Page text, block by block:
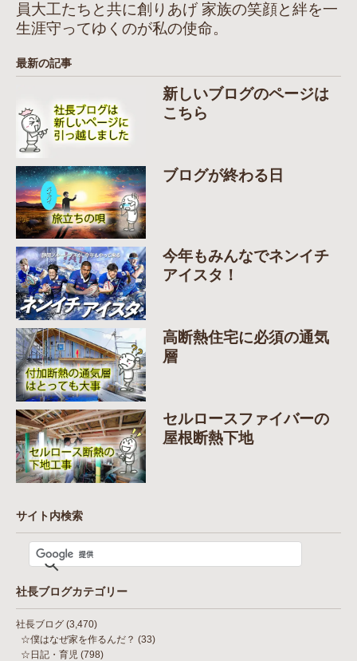
員大工たちと共に創りあげ 家族の笑顔と絆を一
生涯守ってゆくのが私の使命。
最新の記事
新しいブログのページは
こちら
ブログが終わる日
今年もみんなでネンイチ
アイスタ！
高断熱住宅に必須の通気
層
セルロースファイバーの
屋根断熱下地
サイト内検索
社長ブログカテゴリー
社長ブログ (3,470)
☆僕はなぜ家を作るんだ？ (33)
☆日記・育児 (798)